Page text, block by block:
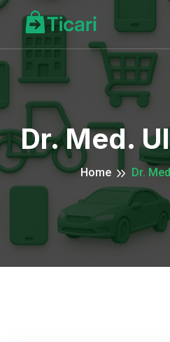
Dr. Med.
Home Dr.